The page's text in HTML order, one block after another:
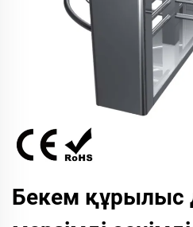
Бекем құрылыс